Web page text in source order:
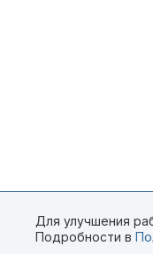
Для улучшения
Подробности в